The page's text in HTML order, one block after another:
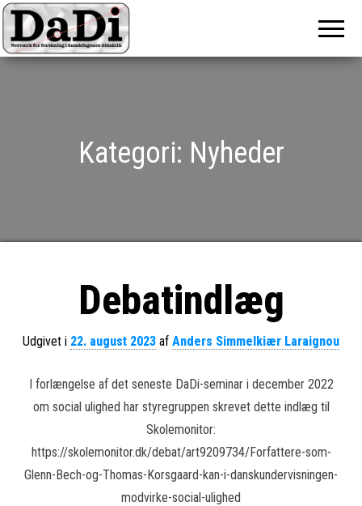
Kategori: Nyheder
Debatindlæg
Udgivet i 22. august 2023 af Anders Simmelkiær Laraignou
I forlængelse af det seneste DaDi-seminar i december 2022
om social ulighed har styregruppen skrevet dette indlæg til
Skolemonitor:
https://skolemonitor.dk/debat/art9209734/Forfattere-som-
Glenn-Bech-og-Thomas-Korsgaard-kan-i-danskundervisningen-
modvirke-social-ulighed